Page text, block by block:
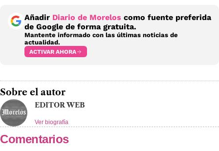
Añadir Diario de Morelos como fuente preferida
de Google de forma gratuita.
Mantente informado con las últimas noticias de
actualidad.
ACTIVAR AHORA
Sobre el autor
EDITOR WEB
Ver biografía
Comentarios